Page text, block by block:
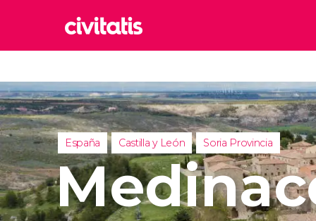
Italia
Reino
Reino
España Castilla y León Soria Provincia